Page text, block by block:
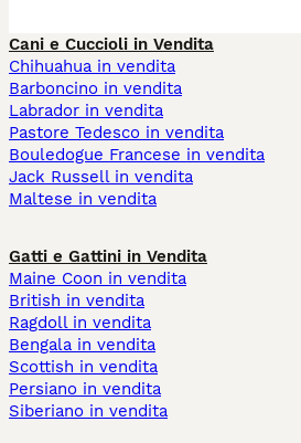
Cani e Cuccioli in Vendita
Chihuahua in vendita
Barboncino in vendita
Labrador in vendita
Pastore Tedesco in vendita
Bouledogue Francese in vendita
Jack Russell in vendita
Maltese in vendita
Gatti e Gattini in Vendita
Maine Coon in vendita
British in vendita
Ragdoll in vendita
Bengala in vendita
Scottish in vendita
Persiano in vendita
Siberiano in vendita